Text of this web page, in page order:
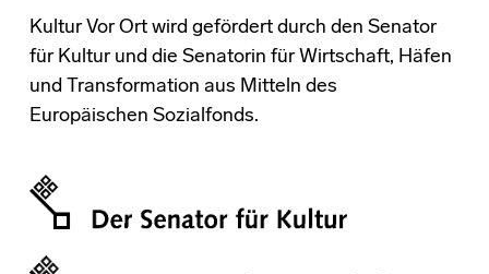
Kultur Vor Ort wird gefördert durch den Senator
für Kultur und die Senatorin für Wirtschaft, Häfen
und Transformation aus Mitteln des
Europäischen Sozialfonds.